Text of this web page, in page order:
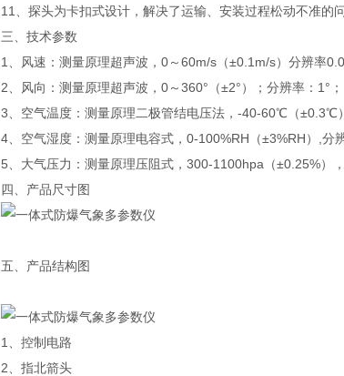
11、探头为卡扣式设计，解决了运输、安装过程松动不准的
三、技术参数
1、风速：测量原理超声波，0～60m/s（±0.1m/s）分辨率
2、风向：测量原理超声波，0～360°（±2°）；分辨率：1°；
3、空气温度：测量原理二极管结电压法，-40-60℃（±0.3℃
4、空气湿度：测量原理电容式，0-100%RH（±3%RH）,分
5、大气压力：测量原理压阻式，300-1100hpa（±0.25%）
四、产品尺寸图
五、产品结构图
1、控制电路
2、指北箭头